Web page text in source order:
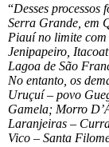
“Desses processos
Serra Grande, em
Piauí no limite
Jenipapeiro,
Lagoa de São
No entanto, os
Uruçuí – povo
Gamela; Morro
Laranjeiras –
Vico – Santa